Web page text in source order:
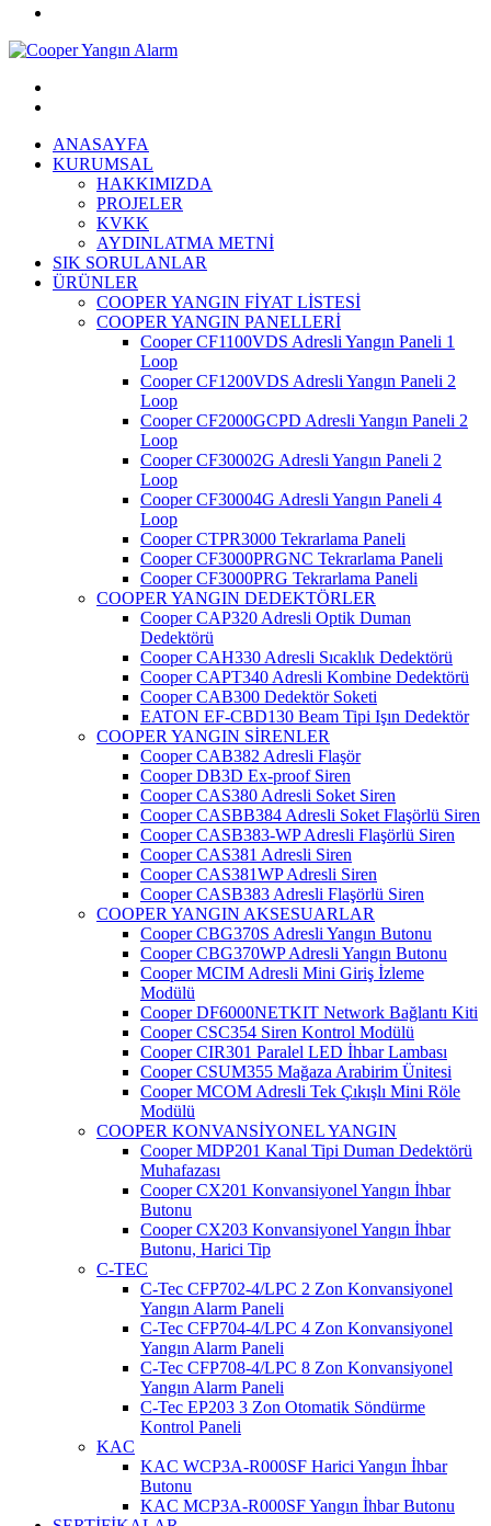
ANASAYFA
KURUMSAL
HAKKIMIZDA
PROJELER
KVKK
AYDINLATMA METNİ
SIK SORULANLAR
ÜRÜNLER
COOPER YANGIN FİYAT LİSTESİ
COOPER YANGIN PANELLERİ
Cooper CF1100VDS Adresli Yangın Paneli 1
Loop
Cooper CF1200VDS Adresli Yangın Paneli 2
Loop
Cooper CF2000GCPD Adresli Yangın Paneli 2
Loop
Cooper CF30002G Adresli Yangın Paneli 2
Loop
Cooper CF30004G Adresli Yangın Paneli 4
Loop
Cooper CTPR3000 Tekrarlama Paneli
Cooper CF3000PRGNC Tekrarlama Paneli
Cooper CF3000PRG Tekrarlama Paneli
COOPER YANGIN DEDEKTÖRLER
Cooper CAP320 Adresli Optik Duman
Dedektörü
Cooper CAH330 Adresli Sıcaklık Dedektörü
Cooper CAPT340 Adresli Kombine Dedektörü
Cooper CAB300 Dedektör Soketi
EATON EF-CBD130 Beam Tipi Işın Dedektör
COOPER YANGIN SİRENLER
Cooper CAB382 Adresli Flaşör
Cooper DB3D Ex-proof Siren
Cooper CAS380 Adresli Soket Siren
Cooper CASBB384 Adresli Soket Flaşörlü Siren
Cooper CASB383-WP Adresli Flaşörlü Siren
Cooper CAS381 Adresli Siren
Cooper CAS381WP Adresli Siren
Cooper CASB383 Adresli Flaşörlü Siren
COOPER YANGIN AKSESUARLAR
Cooper CBG370S Adresli Yangın Butonu
Cooper CBG370WP Adresli Yangın Butonu
Cooper MCIM Adresli Mini Giriş İzleme
Modülü
Cooper DF6000NETKIT Network Bağlantı Kiti
Cooper CSC354 Siren Kontrol Modülü
Cooper CIR301 Paralel LED İhbar Lambası
Cooper CSUM355 Mağaza Arabirim Ünitesi
Cooper MCOM Adresli Tek Çıkışlı Mini Röle
Modülü
COOPER KONVANSİYONEL YANGIN
Cooper MDP201 Kanal Tipi Duman Dedektörü
Muhafazası
Cooper CX201 Konvansiyonel Yangın İhbar
Butonu
Cooper CX203 Konvansiyonel Yangın İhbar
Butonu, Harici Tip
C-TEC
C-Tec CFP702-4/LPC 2 Zon Konvansiyonel
Yangın Alarm Paneli
C-Tec CFP704-4/LPC 4 Zon Konvansiyonel
Yangın Alarm Paneli
C-Tec CFP708-4/LPC 8 Zon Konvansiyonel
Yangın Alarm Paneli
C-Tec EP203 3 Zon Otomatik Söndürme
Kontrol Paneli
KAC
KAC WCP3A-R000SF Harici Yangın İhbar
Butonu
KAC MCP3A-R000SF Yangın İhbar Butonu